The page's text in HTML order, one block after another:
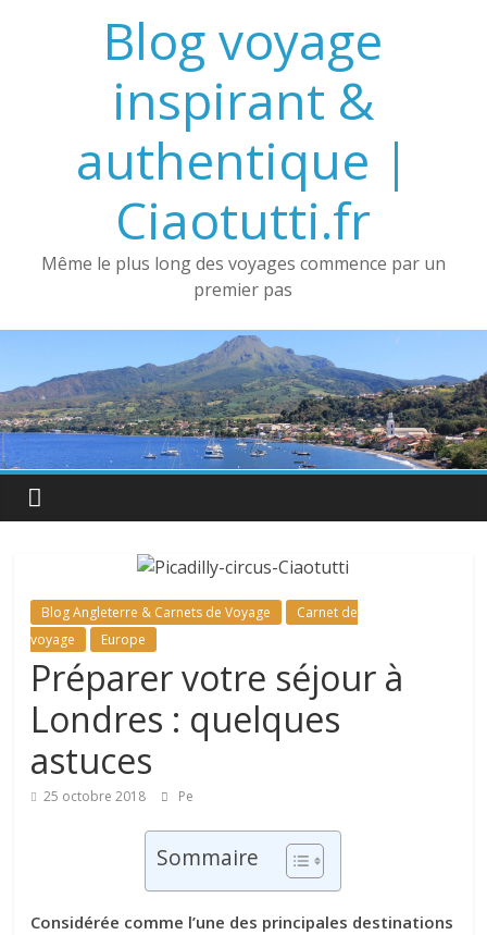
Blog voyage
inspirant &
authentique |
Ciaotutti.fr
Même le plus long des voyages commence par un
premier pas
Blog Angleterre & Carnets de Voyage
Carnet de
voyage
Europe
Préparer votre séjour à
Londres : quelques
astuces
25 octobre 2018 Pe
Sommaire
Considérée comme l’une des principales destinations